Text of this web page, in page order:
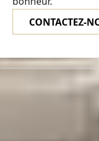
CONTACTEZ-